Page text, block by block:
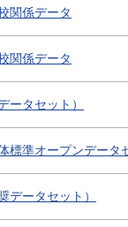
関係データ
関係データ
ータセット）
標準オープンデータ
データセット）